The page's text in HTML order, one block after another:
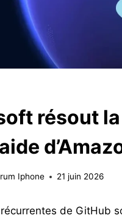
résout
Iphone 21 juin 2026
de GitHub